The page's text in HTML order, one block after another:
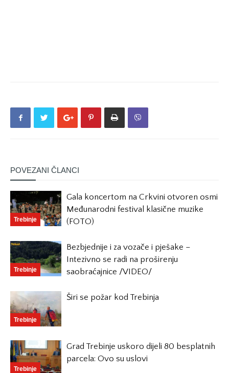
POVEZANI ČLANCI
Trebinje
Gala koncertom na Crkvini otvoren osmi
Međunarodni festival klasične muzike
(FOTO)
Trebinje
Bezbjednije i za vozače i pješake –
Intezivno se radi na proširenju
saobraćajnice /VIDEO/
Trebinje
Širi se požar kod Trebinja
Trebinje
Grad Trebinje uskoro dijeli 80 besplatnih
parcela: Ovo su uslovi